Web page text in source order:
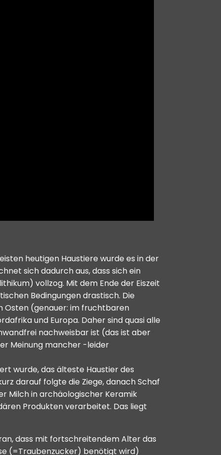
heutigen Haustiere wurde es in der
sich dadurch aus, dass sich ein
vollzog. Mit dem Ende der Eiszeit
Bedingungen drastisch. Die
Osten (genauer: im fruchtbaren
und Europa. Daher sind quasi alle
nachweisbar ist (das ist aber
Meinung mancher -leider
wurde, das älteste Haustier des
darauf folgte die Ziege, danach Schaf
Milch in archäologischer Keramik
Produkten verarbeitet. Das liegt
dass mit fortschreitendem Alter das
(=Traubenzucker) benötigt wird)